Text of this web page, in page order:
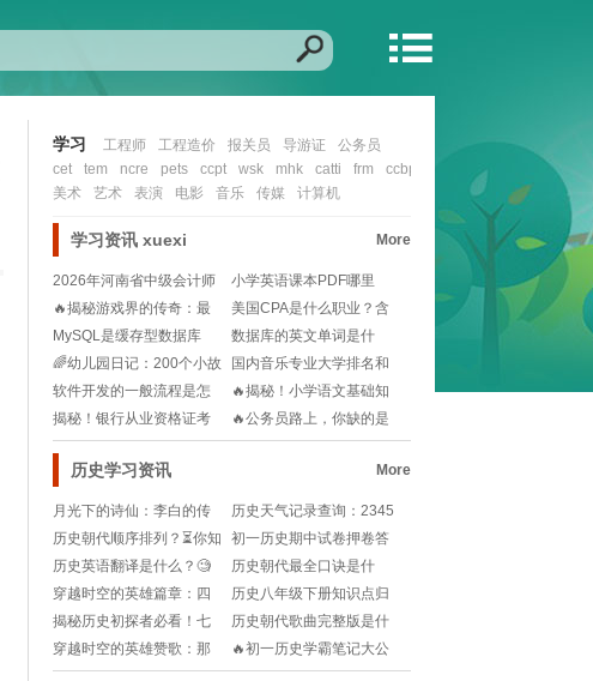
学习 工程师 工程造价 报关员 导游证
公务员
cet
tem ncre pets ccpt wsk mhk catti frm ccbp
美术
艺术 表演 电影 音乐 传媒 计算机
学习资讯 xuexi More
2026年河南省中级会计师
报名时间还没公
小学英语课本PDF哪里
找？🎓一键下载资源
🔥揭秘游戏界的传奇：最
强制作人——木兰竹
美国CPA是什么职业？含
金量高吗？一文帮
MySQL是缓存型数据库
吗？还是有其他类
数据库的英文单词是什
么？📚学习数据库从这
🌈幼儿园日记：200个小故
事，解锁幼儿成
国内音乐专业大学排名和
分数线怎么选？未来
软件开发的一般流程是怎
样的🧐想知道软件开
🔥揭秘！小学语文基础知
识宝典，从此告别阅
揭秘！银行从业资格证考
试：历年真题重击率
🔥公务员路上，你缺的是
一份高效学习指南🔥
历史学习资讯 More
月光下的诗仙：李白的传
奇人生，50字解读🌟
历史天气记录查询：2345
东港市天气预报，如何获
取准确数据？🌈天气数据
历史朝代顺序排列？⏳你知
道中国历史的正确顺序吗
🧐
初一历史期中试卷押卷答
案？📚快来对答案，查漏
补缺！🎯
历史英语翻译是什么？🧐
历史术语如何精准翻译？
🔥快来收藏干货！
历史朝代最全口诀是什
么？🤔快速记忆口诀来
了，再也不怕记混啦！📚
穿越时空的英雄篇章：四
年级小朋友们的必读历史
故事🌟
历史八年级下册知识点归
纳？📚如何快速掌握重
点？手把手教你整理！📝
揭秘历史初探者必看！七
年级第一单元思维导图大
揭秘🔍📚
历史朝代歌曲完整版是什
么？🎶快来收藏这首超好
听的朝代记忆神器！
穿越时空的英雄赞歌：那
些改变历史的伟大瞬间!
🔥初一历史学霸笔记大公
开！揭秘时间旅行者的独